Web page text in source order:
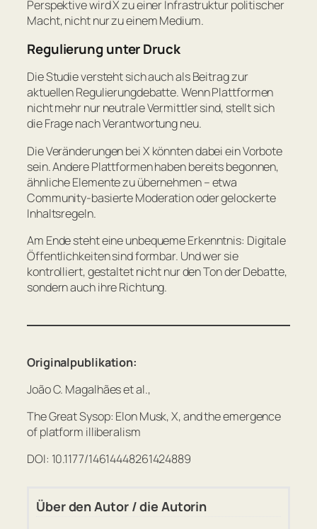
Perspektive wird X zu einer Infrastruktur politischer
Macht, nicht nur zu einem Medium.
Regulierung unter Druck
Die Studie versteht sich auch als Beitrag zur
aktuellen Regulierungdebatte. Wenn Plattformen
nicht mehr nur neutrale Vermittler sind, stellt sich
die Frage nach Verantwortung neu.
Die Veränderungen bei X könnten dabei ein Vorbote
sein. Andere Plattformen haben bereits begonnen,
ähnliche Elemente zu übernehmen – etwa
Community-basierte Moderation oder gelockerte
Inhaltsregeln.
Am Ende steht eine unbequeme Erkenntnis: Digitale
Öffentlichkeiten sind formbar. Und wer sie
kontrolliert, gestaltet nicht nur den Ton der Debatte,
sondern auch ihre Richtung.
Originalpublikation:
João C. Magalhães et al.,
The Great Sysop: Elon Musk, X, and the emergence
of platform illiberalism
DOI: 10.1177/14614448261424889
Über den Autor / die Autorin